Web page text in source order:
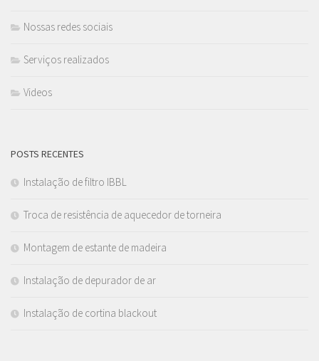
Nossas redes sociais
Serviços realizados
Videos
POSTS RECENTES
Instalação de filtro IBBL
Troca de resistência de aquecedor de torneira
Montagem de estante de madeira
Instalação de depurador de ar
Instalação de cortina blackout